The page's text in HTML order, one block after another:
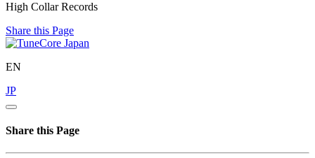
High Collar Records
Share this Page
EN
JP
Share this Page